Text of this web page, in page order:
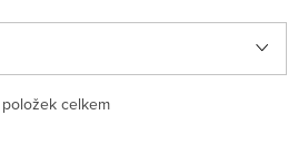
celkem